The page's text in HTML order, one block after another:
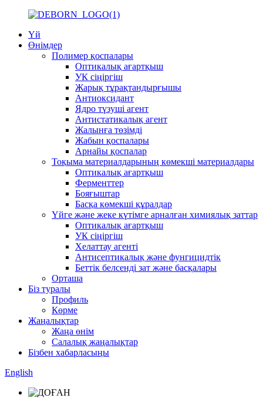
Үй
Өнімдер
Полимер қоспалары
Оптикалық ағартқыш
УК сіңіргіш
Жарық тұрақтандырғышы
Антиоксидант
Ядро түзуші агент
Антистатикалық агент
Жалынға төзімді
Жабын қоспалары
Арнайы қоспалар
Тоқыма материалдарының көмекші материалдары
Оптикалық ағартқыш
Ферменттер
Бояғыштар
Басқа көмекші құралдар
Үйге және жеке күтімге арналған химиялық заттар
Оптикалық ағартқыш
УК сіңіргіш
Хелаттау агенті
Антисептикалық және фунгицидтік
Беттік белсенді зат және басқалары
Орташа
Біз туралы
Профиль
Көрме
Жаңалықтар
Жаңа өнім
Салалық жаңалықтар
Бізбен хабарласыңы
English